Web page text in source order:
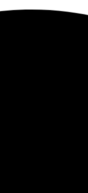
понятный,
загрузила